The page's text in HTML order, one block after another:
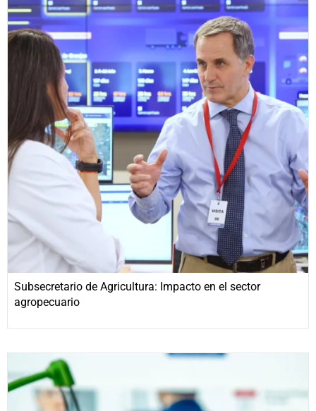
Subsecretario de Agricultura: Impacto en el sector
agropecuario